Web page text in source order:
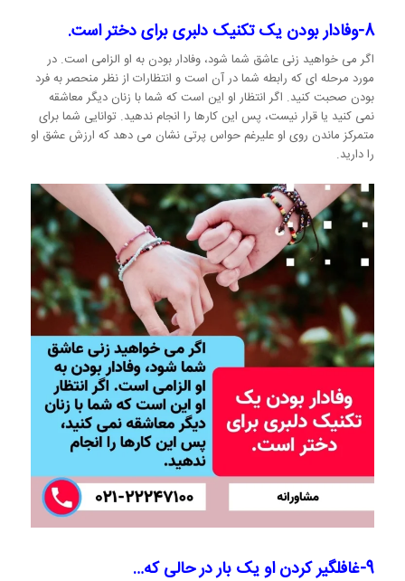
8-وفادار بودن یک تکنیک دلبری برای دختر است.
اگر می خواهید زنی عاشق شما شود، وفادار بودن به او الزامی است. در
مورد مرحله ای که رابطه شما در آن است و انتظارات از نظر منحصر به فرد
بودن صحبت کنید. اگر انتظار او این است که شما با زنان دیگر معاشقه
نمی کنید یا قرار نیست، پس این کارها را انجام ندهید. توانایی شما برای
متمرکز ماندن روی او علیرغم حواس پرتی نشان می دهد که ارزش عشق او
را دارید.
9-غافلگیر کردن او یک بار در حالی که…